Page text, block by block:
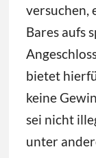
versuchen,
Bares aufs
bietet
keine
sei nicht
unter